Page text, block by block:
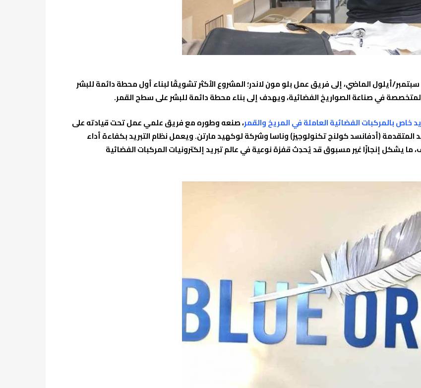
أيلول الماضي، إلى فريق عمل بلو مون لاندر؛ المشروع الأكثر تشويقًا لبناء أول محطة دائمة للبشر
في صناعة الصواريخ الفضائية، ويهدف إلى بناء محطة دائمة للبشر على سطح القمر.
خاص بالمركبات الفضائية العاملة في المريخ والقمر، صنعه وطوره مع فريق علمي عمل تحت قيادته على
(أدفانسد كولنج تكنولوجيز) وناسا وشركة لوكهيد مارتن. ويعمل نظام التبريد بكفاءة أداء
ما يشكل إنجازًا غير مسبوق قد يُحدِث قفزة نوعية في عالم تبريد إلكترونيات المركبات الفضائية